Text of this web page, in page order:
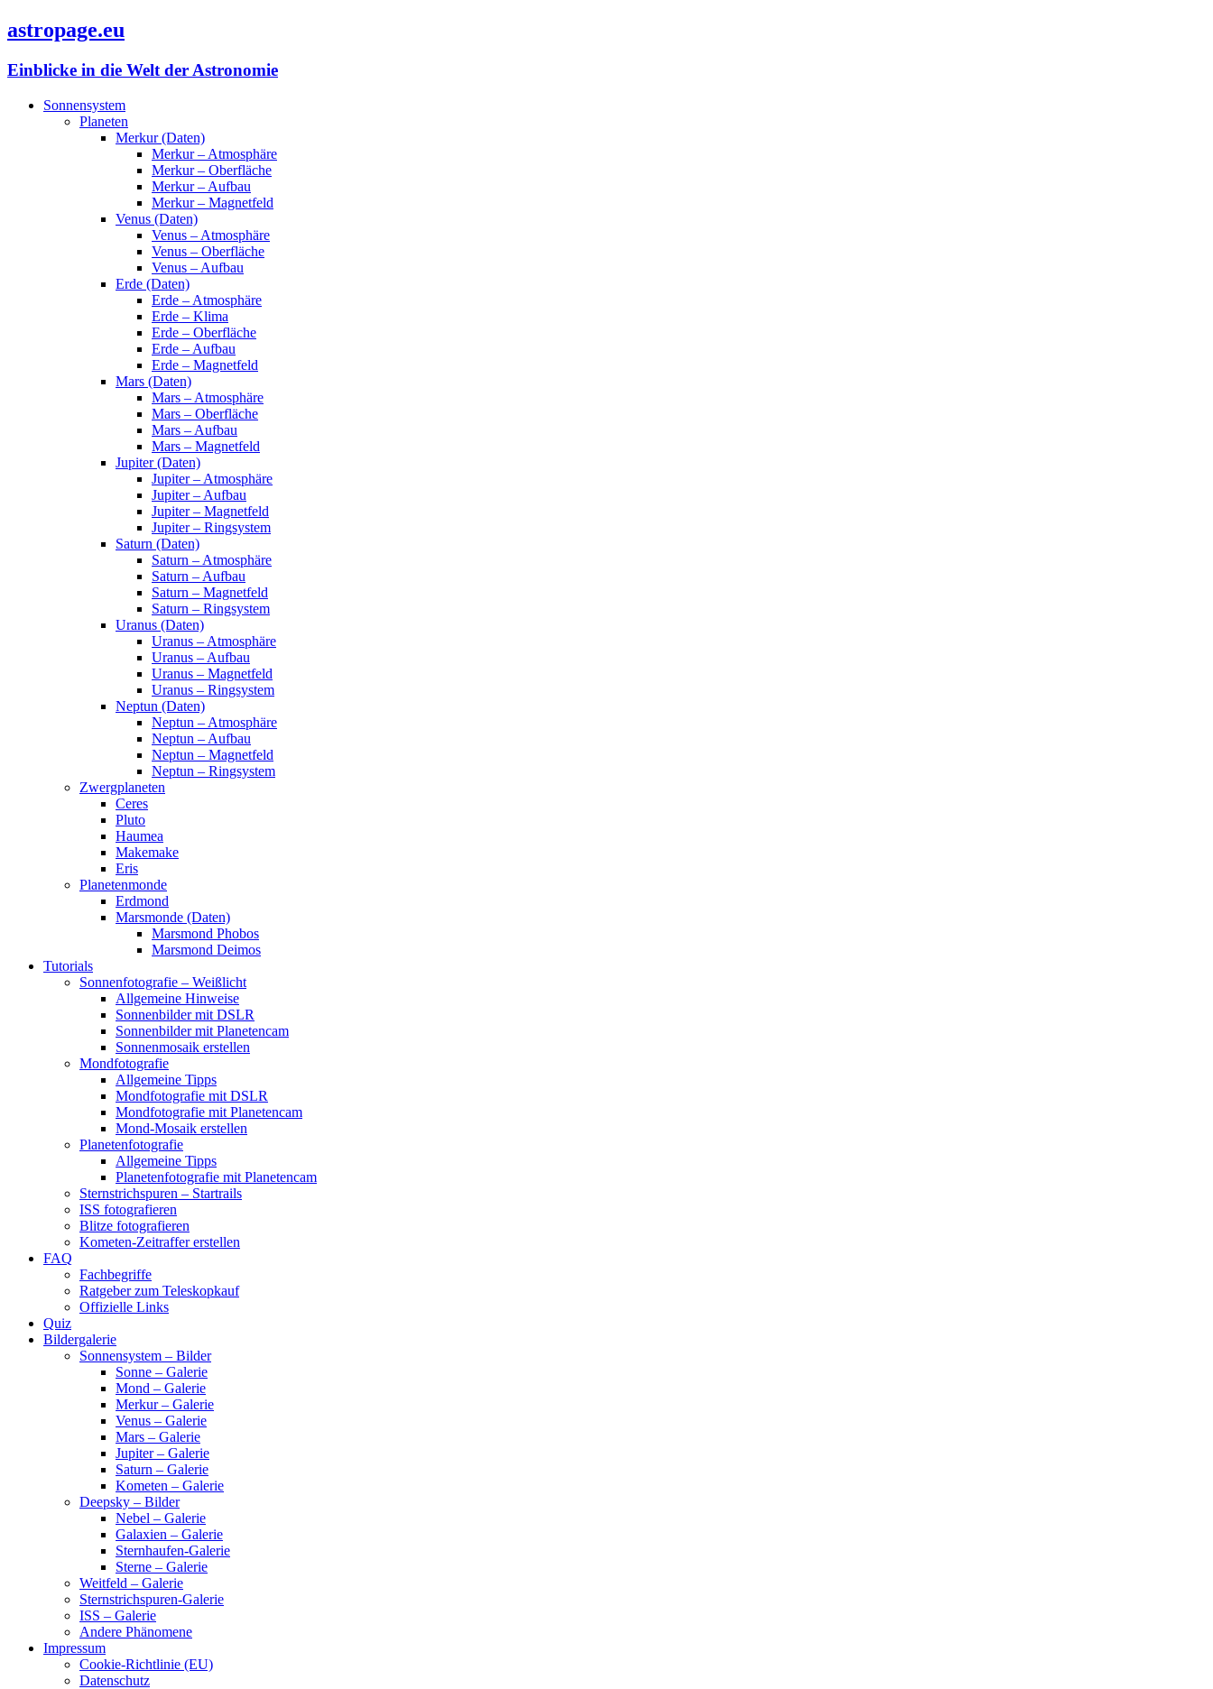
astropage.eu
Einblicke in die Welt der Astronomie
Sonnensystem
Planeten
Merkur (Daten)
Merkur – Atmosphäre
Merkur – Oberfläche
Merkur – Aufbau
Merkur – Magnetfeld
Venus (Daten)
Venus – Atmosphäre
Venus – Oberfläche
Venus – Aufbau
Erde (Daten)
Erde – Atmosphäre
Erde – Klima
Erde – Oberfläche
Erde – Aufbau
Erde – Magnetfeld
Mars (Daten)
Mars – Atmosphäre
Mars – Oberfläche
Mars – Aufbau
Mars – Magnetfeld
Jupiter (Daten)
Jupiter – Atmosphäre
Jupiter – Aufbau
Jupiter – Magnetfeld
Jupiter – Ringsystem
Saturn (Daten)
Saturn – Atmosphäre
Saturn – Aufbau
Saturn – Magnetfeld
Saturn – Ringsystem
Uranus (Daten)
Uranus – Atmosphäre
Uranus – Aufbau
Uranus – Magnetfeld
Uranus – Ringsystem
Neptun (Daten)
Neptun – Atmosphäre
Neptun – Aufbau
Neptun – Magnetfeld
Neptun – Ringsystem
Zwergplaneten
Ceres
Pluto
Haumea
Makemake
Eris
Planetenmonde
Erdmond
Marsmonde (Daten)
Marsmond Phobos
Marsmond Deimos
Tutorials
Sonnenfotografie – Weißlicht
Allgemeine Hinweise
Sonnenbilder mit DSLR
Sonnenbilder mit Planetencam
Sonnenmosaik erstellen
Mondfotografie
Allgemeine Tipps
Mondfotografie mit DSLR
Mondfotografie mit Planetencam
Mond-Mosaik erstellen
Planetenfotografie
Allgemeine Tipps
Planetenfotografie mit Planetencam
Sternstrichspuren – Startrails
ISS fotografieren
Blitze fotografieren
Kometen-Zeitraffer erstellen
FAQ
Fachbegriffe
Ratgeber zum Teleskopkauf
Offizielle Links
Quiz
Bildergalerie
Sonnensystem – Bilder
Sonne – Galerie
Mond – Galerie
Merkur – Galerie
Venus – Galerie
Mars – Galerie
Jupiter – Galerie
Saturn – Galerie
Kometen – Galerie
Deepsky – Bilder
Nebel – Galerie
Galaxien – Galerie
Sternhaufen-Galerie
Sterne – Galerie
Weitfeld – Galerie
Sternstrichspuren-Galerie
ISS – Galerie
Andere Phänomene
Impressum
Cookie-Richtlinie (EU)
Datenschutz